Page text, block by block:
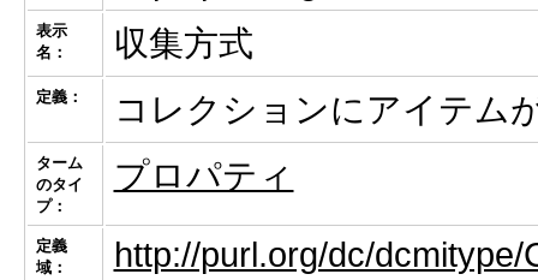
表示
名：
収集方式
定義： コレクションにアイテム
ターム
のタイ
プ：
プロパティ
定義
域：
http://purl.org/dc/dcmitype/